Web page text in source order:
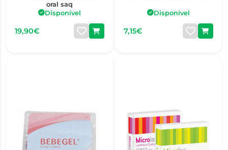
oral saq
Disponível
19,90€
Disponível
7,15€